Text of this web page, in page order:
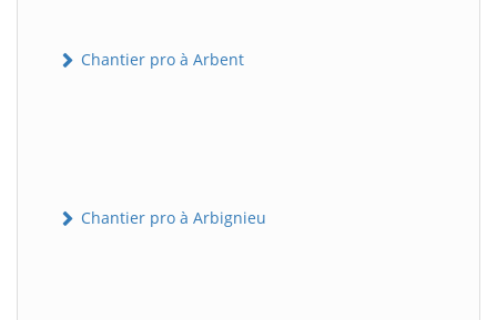
Chantier pro à Arbent
Chantier pro à Arbignieu